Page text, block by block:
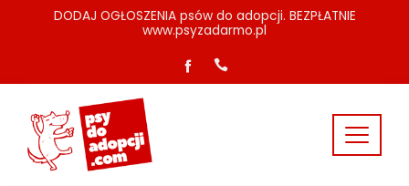
DODAJ OGŁOSZENIA psów do adopcji. BEZPŁATNIE
www.psyzadarmo.pl